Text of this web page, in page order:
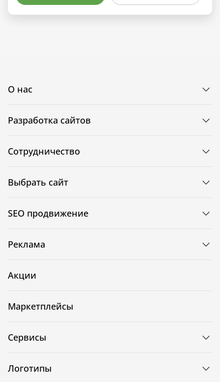
О нас
Разработка сайтов
Сотрудничество
Выбрать сайт
SEO продвижение
Реклама
Акции
Маркетплейсы
Сервисы
Логотипы